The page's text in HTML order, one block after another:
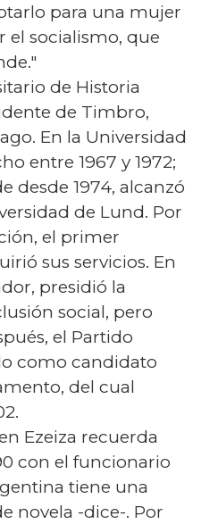
para una mujer
el socialismo, que
de Historia
de Timbro,
En la Universidad
entre 1967 y 1972;
desde 1974, alcanzó
de Lund. Por
el primer
sus servicios. En
presidió la
social, pero
el Partido
como candidato
del cual
Ezeiza recuerda
con el funcionario
tiene una
novela -dice-. Por